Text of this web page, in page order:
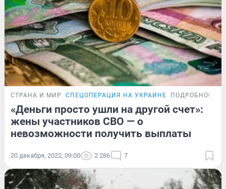
СТРАНА И МИР СПЕЦОПЕРАЦИЯ НА УКРАИНЕ ПОДРОБНОСТИ
«Деньги просто ушли на другой счет»:
жены участников СВО — о
невозможности получить выплаты
20 декабря, 2022, 09:00 2 286 7